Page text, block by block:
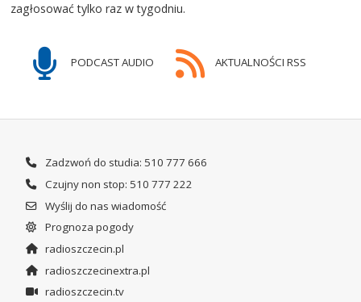
zagłosować tylko raz w tygodniu.
PODCAST AUDIO AKTUALNOŚCI RSS
Zadzwoń do studia: 510 777 666
Czujny non stop: 510 777 222
Wyślij do nas wiadomość
Prognoza pogody
radioszczecin.pl
radioszczecinextra.pl
radioszczecin.tv